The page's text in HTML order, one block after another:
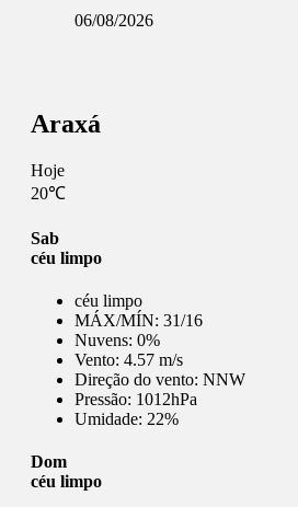
06/08/2026
Araxá
Hoje
20℃
Sab
céu limpo
céu limpo
MÁX/MÍN: 31/16
Nuvens: 0%
Vento: 4.57 m/s
Direção do vento: NNW
Pressão: 1012hPa
Umidade: 22%
Dom
céu limpo